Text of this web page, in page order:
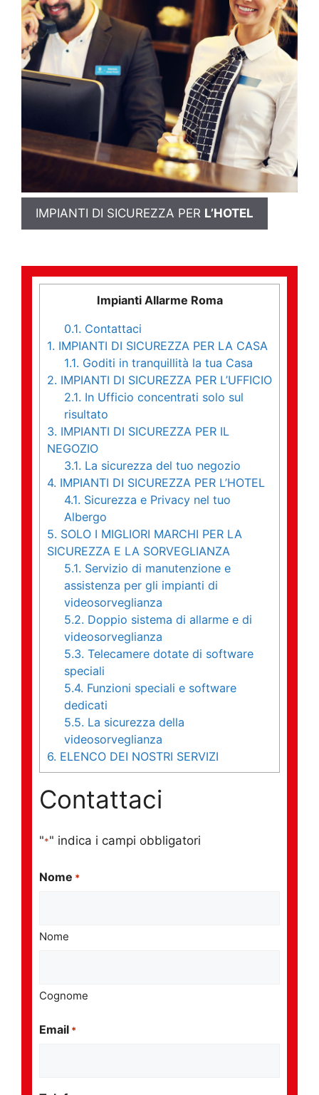
IMPIANTI DI SICUREZZA PER L’HOTEL
Impianti Allarme Roma
0.1. Contattaci
1. IMPIANTI DI SICUREZZA PER LA CASA
1.1. Goditi in tranquillità la tua Casa
2. IMPIANTI DI SICUREZZA PER L’UFFICIO
2.1. In Ufficio concentrati solo sul
risultato
3. IMPIANTI DI SICUREZZA PER IL
NEGOZIO
3.1. La sicurezza del tuo negozio
4. IMPIANTI DI SICUREZZA PER L’HOTEL
4.1. Sicurezza e Privacy nel tuo
Albergo
5. SOLO I MIGLIORI MARCHI PER LA
SICUREZZA E LA SORVEGLIANZA
5.1. Servizio di manutenzione e
assistenza per gli impianti di
videosorveglianza
5.2. Doppio sistema di allarme e di
videosorveglianza
5.3. Telecamere dotate di software
speciali
5.4. Funzioni speciali e software
dedicati
5.5. La sicurezza della
videosorveglianza
6. ELENCO DEI NOSTRI SERVIZI
Contattaci
"*" indica i campi obbligatori
Nome *
Nome
Cognome
Email *